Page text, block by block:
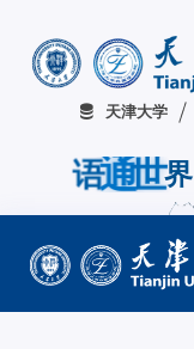
天津大学
语通世界